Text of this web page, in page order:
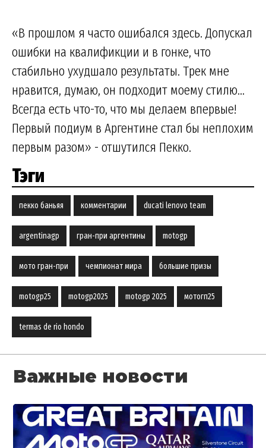
«В прошлом я часто ошибался здесь. Допускал
ошибки на квалификции и в гонке, что
стабильно ухудшало результаты. Трек мне
нравится, думаю, он подходит моему стилю...
Всегда есть что-то, что мы делаем впервые!
Первый подиум в Аргентине стал бы неплохим
первым разом» - отшутился Пекко.
Тэги
пекко баньяя комментарии ducati lenovo team
argentinagp гран-при аргентины motogp
мото гран-при чемпионат мира большие призы
motogp25 motogp2025 motogp 2025 мотогп25
termas de rio hondo
Важные новости